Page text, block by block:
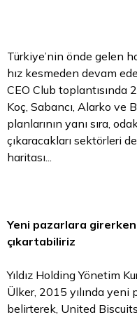
Türkiye’nin önde gelen
hız kesmeden devam
CEO Club toplantısında
Koç, Sabancı, Alarko ve
planlarının yanı sıra,
çıkaracakları sektörleri
haritası...
Yeni pazarlara
çıkartabiliriz
Yıldız Holding Yönetim
Ülker, 2015 yılında yeni
belirterek, United